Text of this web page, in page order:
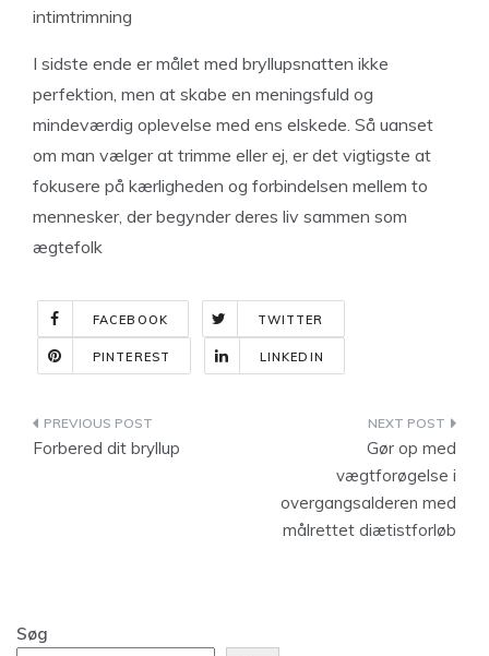
intimtrimning
I sidste ende er målet med bryllupsnatten ikke
perfektion, men at skabe en meningsfuld og
mindeværdig oplevelse med ens elskede. Så uanset
om man vælger at trimme eller ej, er det vigtigste at
fokusere på kærligheden og forbindelsen mellem to
mennesker, der begynder deres liv sammen som
ægtefolk
FACEBOOK TWITTER
PINTEREST LINKEDIN
Indlægsnavigation
Forbered dit bryllup
Gør op med
vægtforøgelse i
overgangsalderen med
målrettet diætistforløb
Søg